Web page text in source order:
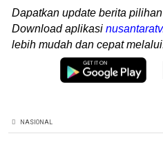
Dapatkan update berita
Download aplikasi
lebih mudah dan cepat
NASIONAL